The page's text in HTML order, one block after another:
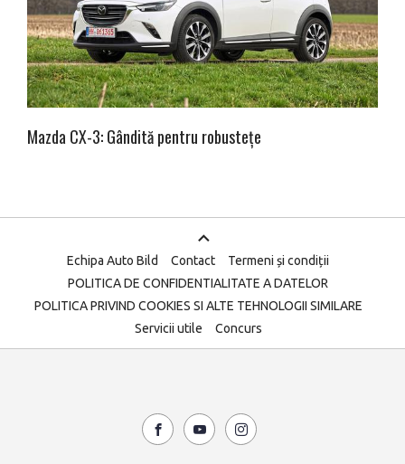
Mazda CX-3: Gândită pentru robustețe
Echipa Auto Bild Contact
Termeni și condiții
POLITICA DE CONFIDENTIALITATE A DATELOR
POLITICA PRIVIND COOKIES SI ALTE TEHNOLOGII SIMILARE
Servicii utile
Concurs